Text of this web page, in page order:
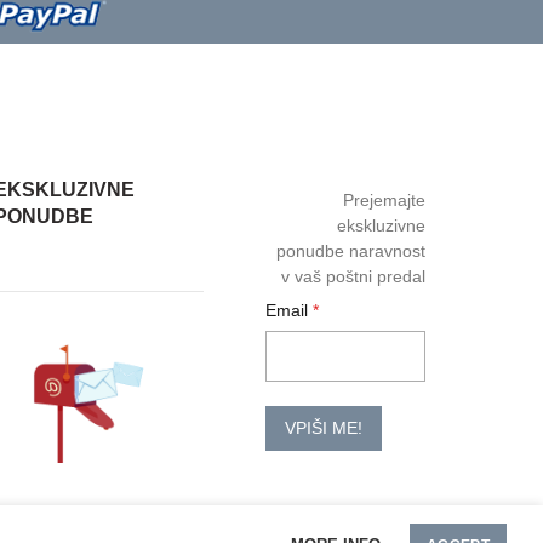
Prejemajte
ekskluzivne
ponudbe naravnost
v vaš poštni predal
Email
VPIŠI ME!